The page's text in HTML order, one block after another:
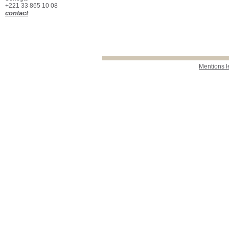
Mentions
+221 33 865 10 08
contact